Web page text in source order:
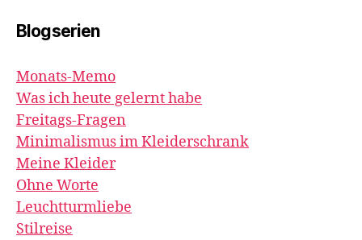
Blogserien
Monats-Memo
Was ich heute gelernt habe
Freitags-Fragen
Minimalismus im Kleiderschrank
Meine Kleider
Ohne Worte
Leuchtturmliebe
Stilreise